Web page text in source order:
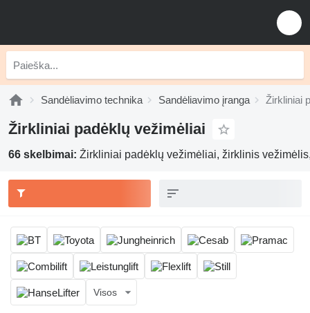
Sandėliavimo technika Sandėliavimo įranga Žirkliniai
Žirkliniai padėklų vežimėliai
66 skelbimai: Žirkliniai padėklų vežimėliai, žirklinis
Visos